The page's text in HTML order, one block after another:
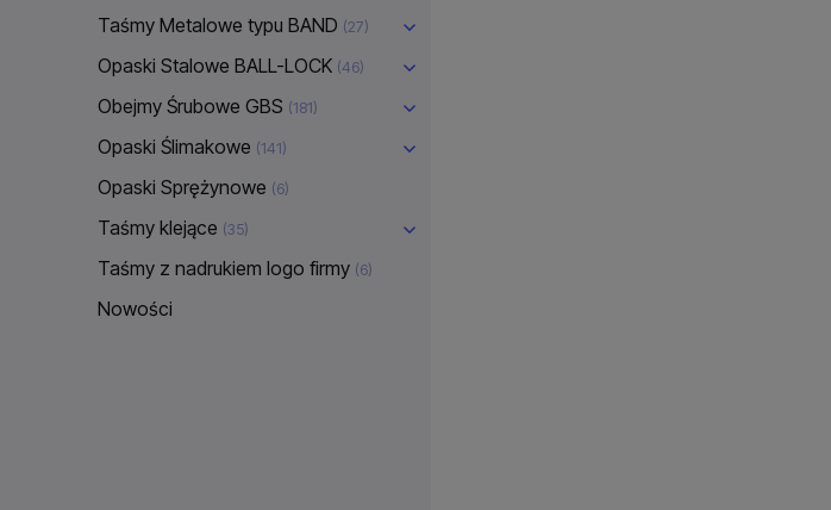
Taśmy Metalowe typu BAND (27)
Opaski Stalowe BALL-LOCK (46)
Obejmy Śrubowe GBS (181)
Opaski Ślimakowe (141)
Opaski Sprężynowe (6)
Taśmy klejące (35)
Taśmy z nadrukiem logo firmy (6)
Nowości